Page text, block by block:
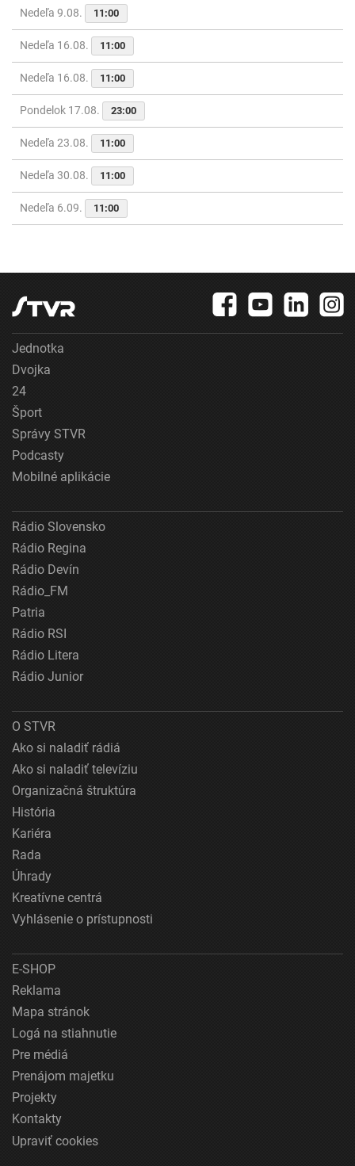
Nedeľa 9.08. 11:00
Nedeľa 16.08. 11:00
Nedeľa 16.08. 11:00
Pondelok 17.08. 23:00
Nedeľa 23.08. 11:00
Nedeľa 30.08. 11:00
Nedeľa 6.09. 11:00
Jednotka
Dvojka
24
Šport
Správy STVR
Podcasty
Mobilné aplikácie
Rádio Slovensko
Rádio Regina
Rádio Devín
Rádio_FM
Patria
Rádio RSI
Rádio Litera
Rádio Junior
O STVR
Ako si naladiť rádiá
Ako si naladiť televíziu
Organizačná štruktúra
História
Kariéra
Rada
Úhrady
Kreatívne centrá
Vyhlásenie o prístupnosti
E-SHOP
Reklama
Mapa stránok
Logá na stiahnutie
Pre médiá
Prenájom majetku
Projekty
Kontakty
Upraviť cookies